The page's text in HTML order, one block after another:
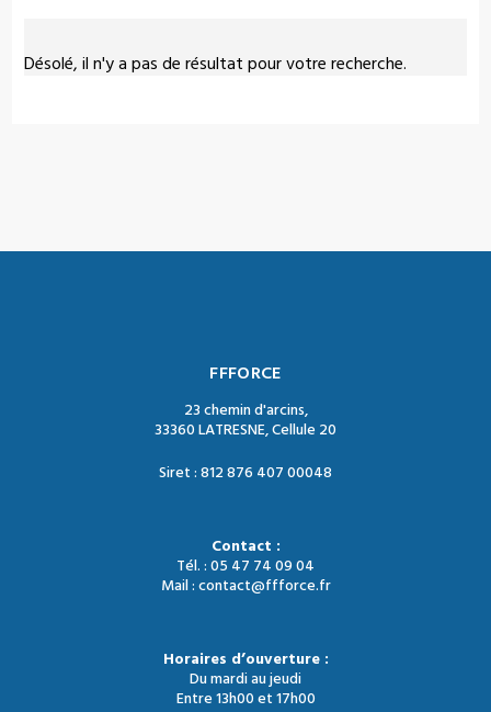
Désolé, il n'y a pas de résultat pour votre recherche.
FFFORCE
23 chemin d'arcins,
33360 LATRESNE, Cellule 20
Siret : 812 876 407 00048
Contact :
Tél. : 05 47 74 09 04
Mail : contact@ffforce.fr
Horaires d’ouverture :
Du mardi au jeudi
Entre 13h00 et 17h00